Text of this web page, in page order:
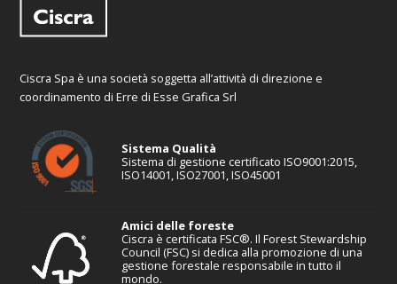
Ciscra Spa è una società soggetta all’attività di direzione e
coordinamento di Erre di Esse Grafica Srl
Sistema Qualità
Sistema di gestione certificato ISO9001:2015,
ISO14001, ISO27001, ISO45001
Amici delle foreste
Ciscra è certificata FSC®. Il Forest Stewardship
Council (FSC) si dedica alla promozione di una
gestione forestale responsabile in tutto il
mondo.